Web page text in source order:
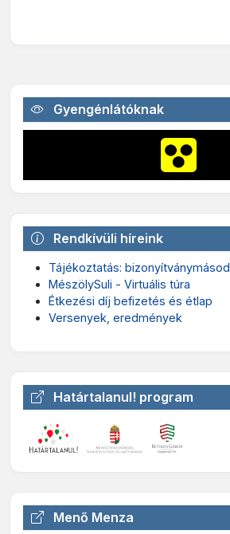
Gyengénlátóknak
Rendkívüli híreink
Tájékoztatás:
MészölySuli - Virtuális túra
Étkezési díj befizetés és étlap
Versenyek, eredmények
Határtalanul! program
Menő Menza